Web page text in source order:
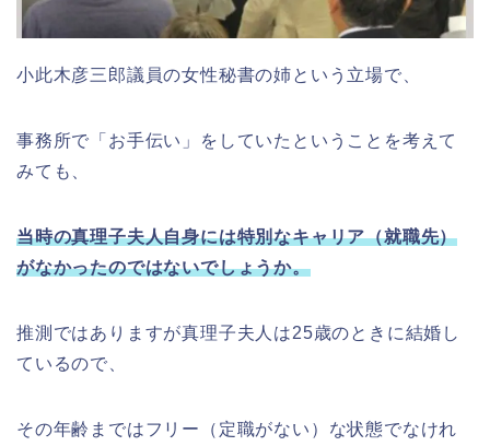
小此木彦三郎議員の女性秘書の姉という立場で、
事務所で「お手伝い」をしていたということを考えて
みても、
当時の真理子夫人自身には特別なキャリア（就職先）
がなかったのではないでしょうか。
推測ではありますが真理子夫人は25歳のときに結婚し
ているので、
その年齢まではフリー（定職がない）な状態でなけれ